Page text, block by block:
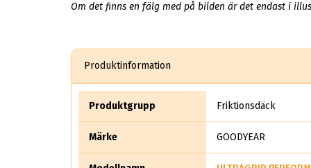
Om det finns en fälg med på bilden är det endast i
Produktinformation
Produktgrupp Friktionsdäck
Märke GOODYEAR